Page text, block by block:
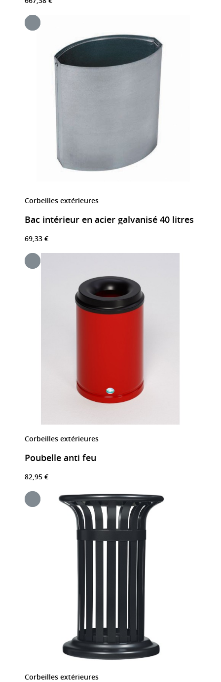
Corbeilles extérieures
Bac intérieur en acier galvanisé 40 litres
69,33 €
Corbeilles extérieures
Poubelle anti feu
82,95 €
Corbeilles extérieures